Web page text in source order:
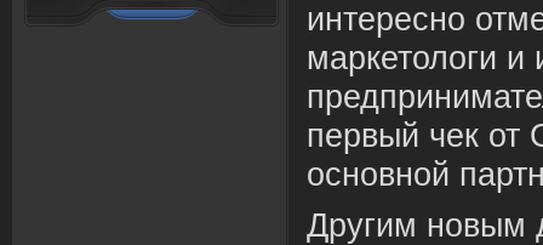
интересно
маркетологи и
первый чек от
основной
Другим новым